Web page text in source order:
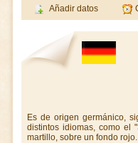
Añadir datos
Es de origen germánico,
distintos idiomas, como el
martillo, sobre un fondo rojo.